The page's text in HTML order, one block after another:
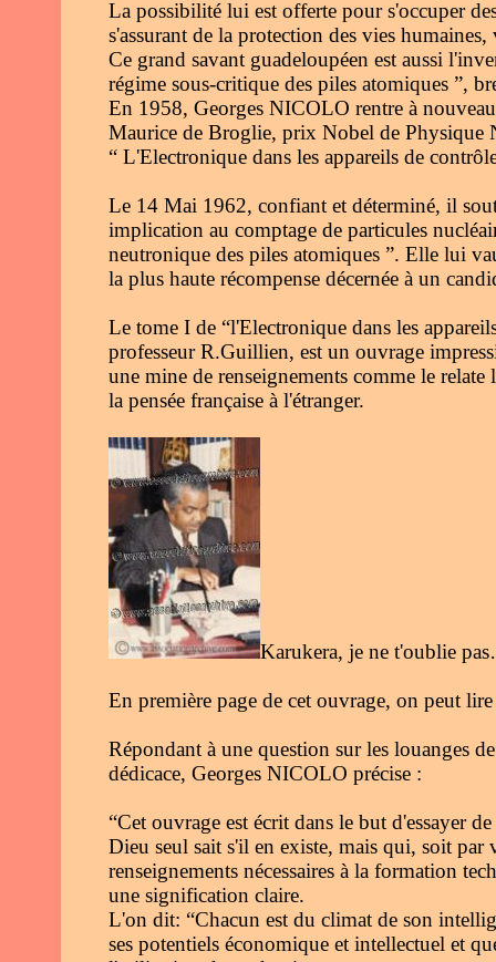
La possibilité lui est offerte pour s'occuper
s'assurant de la protection des vies humaines,
Ce grand savant guadeloupéen est aussi
régime sous-critique des piles atomiques ”,
En 1958, Georges NICOLO rentre à
Maurice de Broglie, prix Nobel de Physique
“ L'Electronique dans les appareils de
Le 14 Mai 1962, confiant et déterminé, il
implication au comptage de particules
neutronique des piles atomiques ”. Elle lui
la plus haute récompense décernée à un
Le tome I de “l'Electronique dans les
professeur R.Guillien, est un ouvrage
une mine de renseignements comme le
la pensée française à l'étranger.
Karukera, je ne t'oublie
En première page de cet ouvrage, on peut
Répondant à une question sur les louanges
dédicace, Georges NICOLO précise :
“Cet ouvrage est écrit dans le but d'essayer
Dieu seul sait s'il en existe, mais qui, soit par
renseignements nécessaires à la formation
une signification claire.
L'on dit: “Chacun est du climat de son
ses potentiels économique et intellectuel et